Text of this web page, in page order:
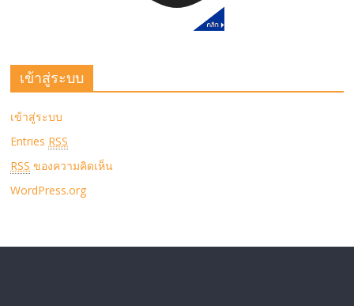
เข้าสู่ระบบ
เข้าสู่ระบบ
Entries RSS
RSS ของความคิดเห็น
WordPress.org